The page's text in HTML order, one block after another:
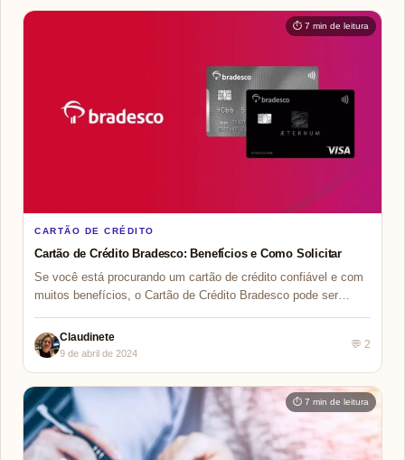
⏱ 7 min de leitura
CARTÃO DE CRÉDITO
Cartão de Crédito Bradesco: Benefícios e Como Solicitar
Se você está procurando um cartão de crédito confiável e com
muitos benefícios, o Cartão de Crédito Bradesco pode ser…
Claudinete
9 de abril de 2024
💬 2
⏱ 7 min de leitura